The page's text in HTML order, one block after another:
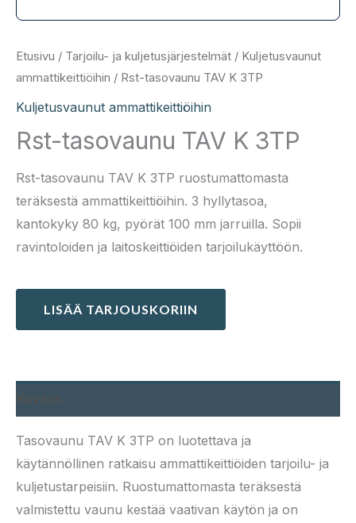
Etusivu / Tarjoilu- ja kuljetusjärjestelmät / Kuljetusvaunut
ammattikeittiöihin / Rst-tasovaunu TAV K 3TP
Kuljetusvaunut ammattikeittiöihin
Rst-tasovaunu TAV K 3TP
Rst-tasovaunu TAV K 3TP ruostumattomasta
teräksestä ammattikeittiöihin. 3 hyllytasoa,
kantokyky 80 kg, pyörät 100 mm jarruilla. Sopii
ravintoloiden ja laitoskeittiöiden tarjoilukäyttöön.
LISÄÄ TARJOUSKORIIN
Tasovaunu TAV K 3TP on luotettava ja
käytännöllinen ratkaisu ammattikeittiöiden tarjoilu- ja
kuljetustarpeisiin. Ruostumattomasta teräksestä
valmistettu vaunu kestää vaativan käytön ja on